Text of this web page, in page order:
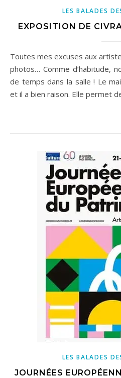
LES BALADES
EXPOSITION DE
Toutes mes excuses aux artistes pour la piètre qualité des
photos… Comme d’habitude,
de temps dans la salle ! Le
et il a bien raison. Elle permet
LES BALADES
JOURNÉES